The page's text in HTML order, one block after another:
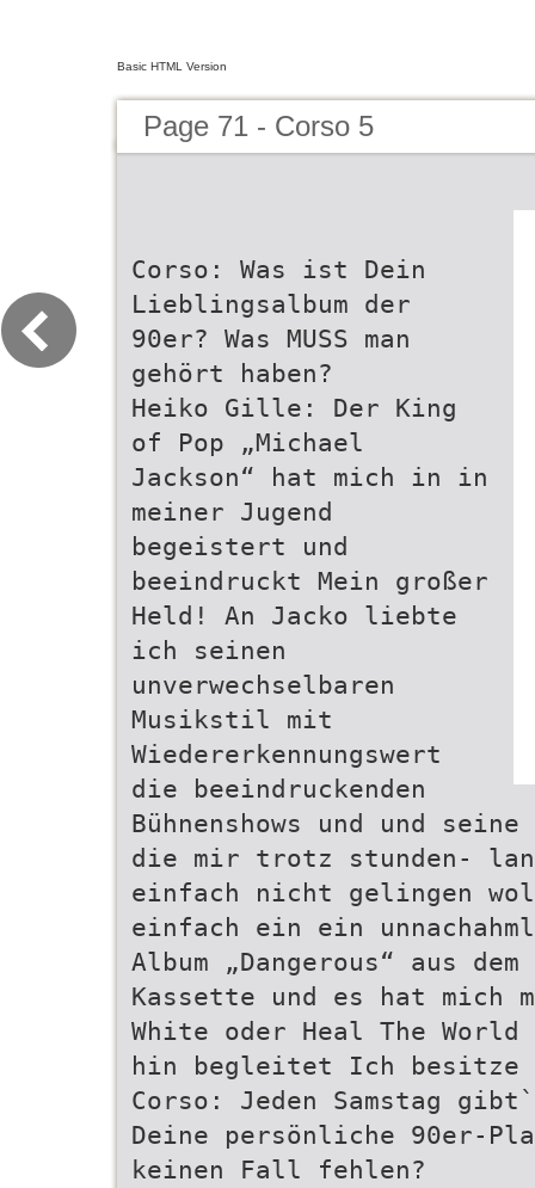
Basic HTML Version
Page 71 - Corso 5
Corso: Was ist Dein
Lieblingsalbum der
90er? Was MUSS man
gehört haben?
Heiko Gille: Der King
of Pop „Michael
Jackson“ hat mich in in
meiner Jugend
begeistert und
beeindruckt Mein großer
Held! An Jacko liebte
ich seinen
unverwechselbaren
Musikstil mit
Wiedererkennungswert
die beeindruckenden
Bühnenshows und und
die mir trotz stunden-
einfach nicht gelingen
einfach ein ein
Album „Dangerous“ aus
Kassette und es hat mich
White oder Heal The World
hin begleitet Ich besitze
Corso: Jeden Samstag
Deine persönliche 90er-
keinen Fall fehlen?